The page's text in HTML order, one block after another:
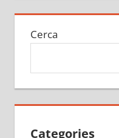
Cerca
Categories